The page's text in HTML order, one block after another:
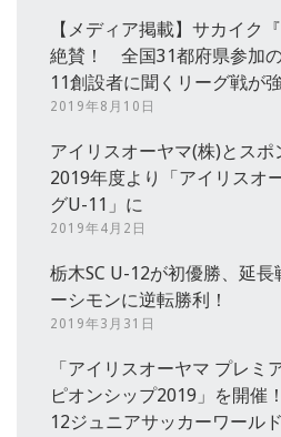
【メディア掲載】サカイク
絶賛！ 全国31都府県参加
11創設者に聞くリーグ戦が
2019年8月10日
アイリスオーヤマ(株)とスポ
2019年度より「アイリスオ
グU-11」に
2019年4月2日
栃木SC U-12が初優勝、延長
ーシモンに逆転勝利！
2019年3月31日
「アイリスオーヤマ プレミ
ピオンシップ2019」を開催
12ジュニアサッカーワール